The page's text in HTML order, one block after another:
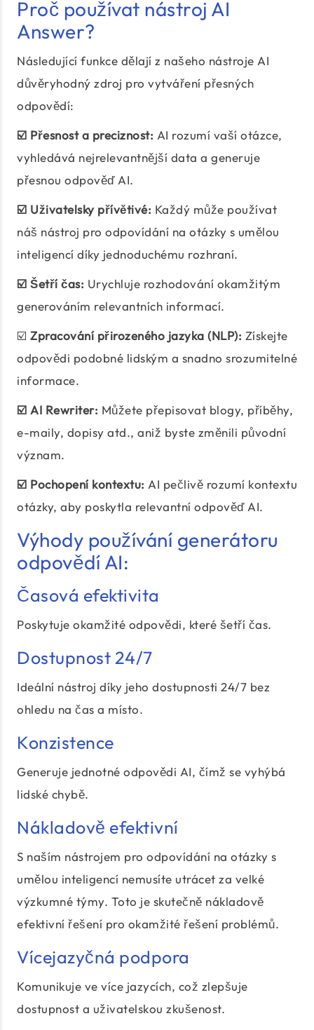
Proč používat nástroj AI
Answer?
Následující funkce dělají z našeho nástroje AI
důvěryhodný zdroj pro vytváření přesných
odpovědí:
☑️ Přesnost a preciznost: AI rozumí vaší otázce,
vyhledává nejrelevantnější data a generuje
přesnou odpověď AI.
☑️ Uživatelsky přívětivé: Každý může používat
náš nástroj pro odpovídání na otázky s umělou
inteligencí díky jednoduchému rozhraní.
☑️ Šetří čas: Urychluje rozhodování okamžitým
generováním relevantních informací.
☑️ Zpracování přirozeného jazyka (NLP): Získejte
odpovědi podobné lidským a snadno srozumitelné
informace.
☑️ AI Rewriter: Můžete přepisovat blogy, příběhy,
e-maily, dopisy atd., aniž byste změnili původní
význam.
☑️ Pochopení kontextu: AI pečlivě rozumí kontextu
otázky, aby poskytla relevantní odpověď AI.
Výhody používání generátoru
odpovědí AI:
Časová efektivita
Poskytuje okamžité odpovědi, které šetří čas.
Dostupnost 24/7
Ideální nástroj díky jeho dostupnosti 24/7 bez
ohledu na čas a místo.
Konzistence
Generuje jednotné odpovědi AI, čímž se vyhýbá
lidské chybě.
Nákladově efektivní
S naším nástrojem pro odpovídání na otázky s
umělou inteligencí nemusíte utrácet za velké
výzkumné týmy. Toto je skutečně nákladově
efektivní řešení pro okamžité řešení problémů.
Vícejazyčná podpora
Komunikuje ve více jazycích, což zlepšuje
dostupnost a uživatelskou zkušenost.